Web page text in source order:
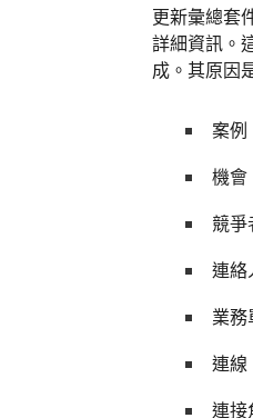
更新彙總套
詳細資訊。
成。其原因
案例
機會
競爭
連絡
業務
連線
連接